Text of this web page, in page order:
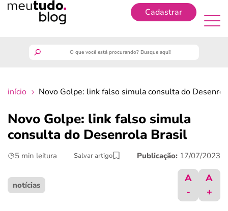
Cadastrar
finanças
benefícios
crédito fácil
início Novo Golpe: link falso simula consulta do
Novo Golpe: link falso simula
consulta do Desenrola Brasil
5 min leitura Salvar artigo Publicação: 17/07/2023
notícias
A
-
A
+